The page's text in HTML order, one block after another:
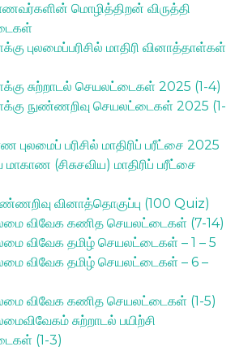
மொழித்திறன் விருத்தி
புலமைப்பரிசில் மாதிரி வினாத்தாள்கள்
சுற்றாடல் செயலட்டைகள் 2025 (1-4)
நுண்ணறிவு செயலட்டைகள் 2025 (1-
புலமைப் பரிசில் மாதிரிப் பரீட்சை 2025
மாகாண (சிசுசவிய) மாதிரிப் பரீட்சை
வினாத்தொகுப்பு (100 Quiz)
விவேக கணித செயலட்டைகள் (7-14)
விவேக தமிழ் செயலட்டைகள் – 1 – 5
விவேக தமிழ் செயலட்டைகள் – 6 –
விவேக கணித செயலட்டைகள் (1-5)
சுற்றாடல் பயிற்சி
(1-3)